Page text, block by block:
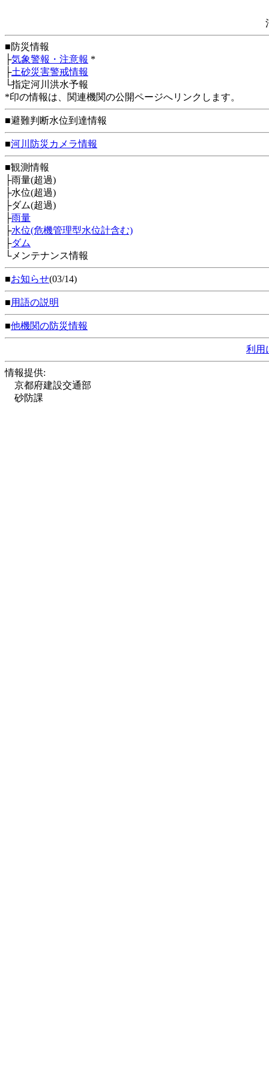
■防災情報
├気象警報・注意報 *
├土砂災害警戒情報
└指定河川洪水予報
*印の情報は、関連機関の公開ページへリンクします。
■避難判断水位到達情報
■河川防災カメラ情報
■観測情報
├雨量(超過)
├水位(超過)
├ダム(超過)
├雨量
├水位(危機管理型水位計含む)
├ダム
└メンテナンス情報
■お知らせ(03/14)
■用語の説明
■他機関の防災情報
利用
情報提供:
京都府建設交通部
砂防課